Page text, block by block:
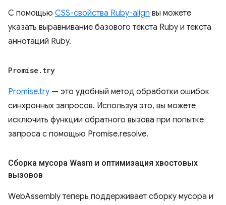
С помощью CSS-свойства Ruby-align вы можете
указать выравнивание базового текста Ruby и текста
аннотаций Ruby.
Promise . try
Promise.try — это удобный метод обработки ошибок
синхронных запросов. Используя это, вы можете
исключить функции обратного вызова при попытке
запроса с помощью Promise.resolve.
Сборка мусора Wasm и оптимизация хвостовых
вызовов
WebAssembly теперь поддерживает сборку мусора и